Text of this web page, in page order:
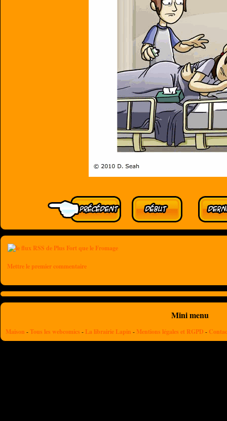
Mettre le premier commentaire
Mini menu
Maison -Tous les webcomics - La librairie Lapin - Mentions légales et RGPD -